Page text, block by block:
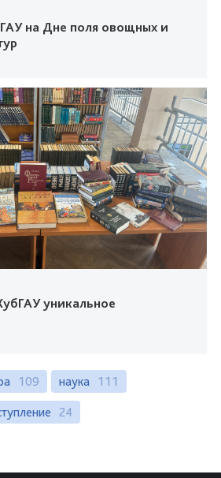
на Дне поля овощных и
уникальное
109 наука 111
24